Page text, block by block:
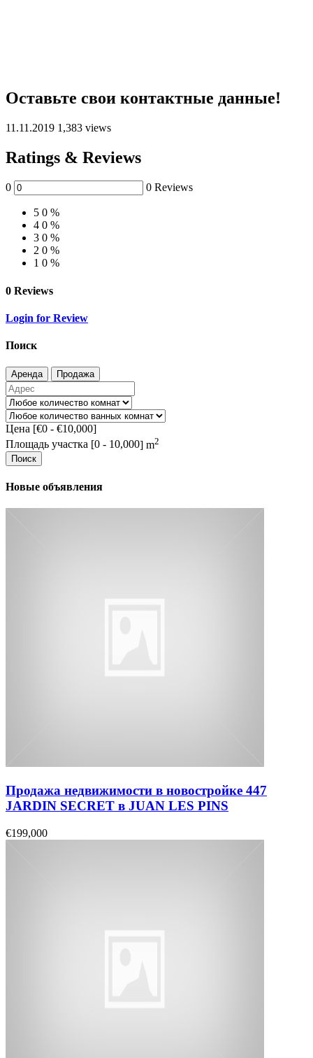
Оставьте свои контактные данные!
11.11.2019 1,383 views
Ratings & Reviews
0 0 Reviews
5 0 %
4 0 %
3 0 %
2 0 %
1 0 %
0 Reviews
Login for Review
Поиск
Аренда Продажа
Цена [€0 - €10,000]
Площадь участка [0 - 10,000] m2
Поиск
Новые объявления
Продажа недвижимости в новостройке 447
JARDIN SECRET в JUAN LES PINS
€199,000